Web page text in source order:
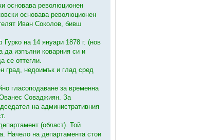
основава революционен
основава революционен
Иван Соколов, бивш
на 14 януари 1878 г. (нов
да изпълни коварния си и
оттегли.
град, недоимък и глад сред
гласоподаване за временна
Соваджиян. За
на административния
(област). Той
Начело на департамента стои